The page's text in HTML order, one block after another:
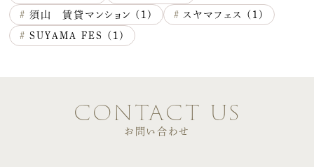
# 須山 賃貸マンション (1) # スヤマフェス (1)
# SUYAMA FES (1)
contact us
お問い合わせ